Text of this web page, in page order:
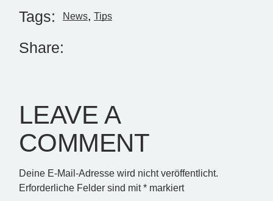
Tags: News Tips
Share:
LEAVE A
COMMENT
Deine E-Mail-Adresse wird nicht veröffentlicht.
Erforderliche Felder sind mit* markiert